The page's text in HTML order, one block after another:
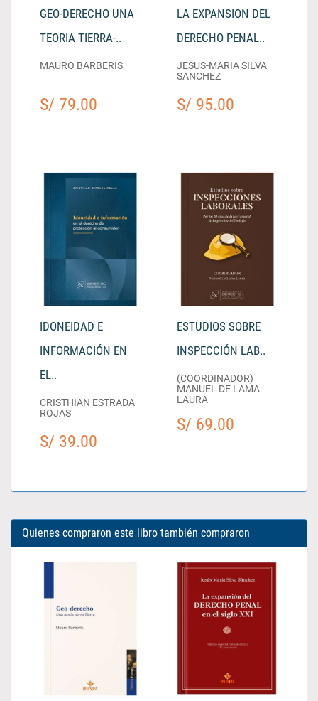
GEO-DERECHO UNA
TEORIA TIERRA-..
MAURO BARBERIS
S/ 79.00
LA EXPANSION DEL
DERECHO PENAL..
JESUS-MARIA SILVA
SANCHEZ
S/ 95.00
IDONEIDAD E
INFORMACIÓN EN
EL..
CRISTHIAN ESTRADA
ROJAS
S/ 39.00
ESTUDIOS SOBRE
INSPECCIÓN LAB..
(COORDINADOR)
MANUEL DE LAMA
LAURA
S/ 69.00
Quienes compraron este libro también compraron